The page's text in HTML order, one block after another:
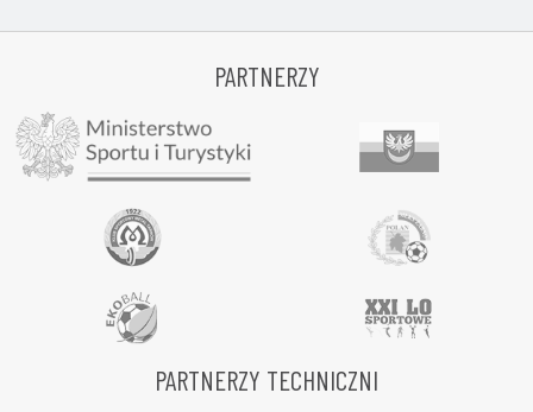
PARTNERZY
PARTNERZY TECHNICZNI